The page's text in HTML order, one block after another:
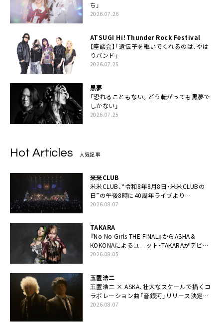
ち」
2026.07.26
ATSUGI Hi！Thunder Rock Festival
【座談会】「遺伝子を継いでくれるのは、やは
りバンド」
2026.07.25
黒夢
「恐れることもない。どう転がっても黒夢で
しかない」
2026.07.25
Hot Articles 人気記事
米米CLUB
米米CLUB、“令和8年8月8日・米米CLUBの
日”の午後8時に40周年ライブより
「FANtachy medley」を88年限定公開
2026.08.07
TAKARA
『No No Girls THE FINAL』からASHA＆
KOKONAによるユニット・TAKARAがデビュ
ー
2026.08.05
玉置浩二
玉置浩二 × ASKA、壮大なスケールで描くコ
ラボレーション曲「音銀河」リリース決定。
カップリングには新曲「命の宿り」収録も
2026.08.07